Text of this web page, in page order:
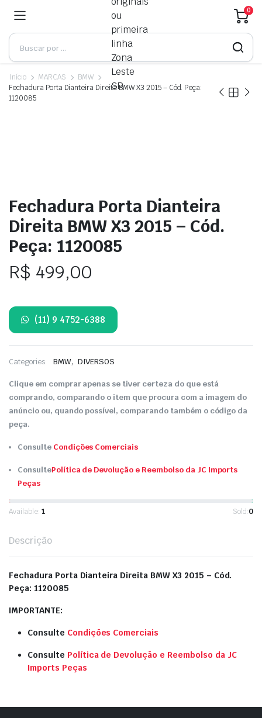
0
Início MARCAS
BMW
Fechadura Porta Dianteira Direita BMW X3 2015 – Cód. Peça:
1120085
Fechadura Porta Dianteira
Direita BMW X3 2015 – Cód.
Peça: 1120085
R$ 499,00
(11) 9 4752-6388
Categories: BMW, DIVERSOS
Clique em comprar apenas se tiver certeza do que está
comprando, comparando o item que procura com a imagem do
anúncio ou, quando possível, comparando também o código da
peça.
Consulte Condições Comerciais
ConsultePolítica de Devolução e Reembolso da JC Imports
Peças
Available: 1 Sold:0
Descrição
Fechadura Porta Dianteira Direita BMW X3 2015 – Cód.
Peça: 1120085
IMPORTANTE:
Consulte Condições Comerciais
Consulte Política de Devolução e Reembolso da JC
Imports Peças